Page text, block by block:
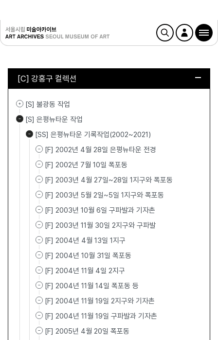
[C] 강홍구 컬렉션
[S] 불광동 작업
[S] 은평뉴타운 작업
[SS] 은평뉴타운 기록작업(2002~2021)
[F] 2002년 4월 28일 은평뉴타운 전경
[F] 2002년 7월 10일 폭포동
[F] 2003년 4월 27일~28일 1지구와 폭포동
[F] 2003년 5월 2일~5일 1지구와 폭포동
[F] 2003년 10월 6일 구파발과 기자촌
[F] 2003년 11월 30일 2지구와 구파발
[F] 2004년 4월 13일 1지구
[F] 2004년 10월 31일 폭포동
[F] 2004년 11월 4일 2지구
[F] 2004년 11월 14일 폭포동 등
[F] 2004년 11월 19일 2지구와 기자촌
[F] 2004년 11월 19일 구파발과 기자촌
[F] 2005년 4월 20일 폭포동